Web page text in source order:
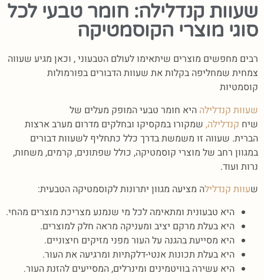
שעוות קנדלילה: חומר טבעי לכל
סוגי מוצרי הקוסמטיקה
רבים מחפשים מוצרים שיתאימו לעולם הטבעוני , וכאן מגיע שעווה
צמחית שמחליפה בקלות את שעוות הדבורים בפורמולות
קוסמטיות
שעוות קנדלילה היא חומר טבעי המופק מעלים של
שיח קנדלילה, שמקורו במקסיקו ובחלקים מדרום מערב ארצות
הברית. שעווה זו משמשת בדרך כלל כתחליף לשעוות דבורים
במגוון רחב של מוצרי קוסמטיקה, כולל שפתונים, קרמים, משחות,
נרות ועוד.
שעוות קנדלילה מציעה מגוון יתרונות לקוסמטיקה הטבעית:
היא טבעונית ומתאימה לכל מי שנמנע מצריכת מוצרים מהחי.
היא בעלת מרקם יציב ומעניקה מראה חלק למוצרים.
היא מסייעת בהגנה על העור מפני מזיקים חיצוניים.
היא בעלת תכונות אנטי-דלקתיות ומרגיעה את העור.
היא עשירה בוויטמינים ומינרלים, המסייעים להזנת העור.